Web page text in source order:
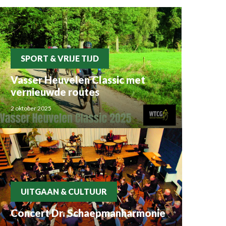
SPORT & VRIJE TIJD
Vasser Heuvelen Classic met
vernieuwde routes
2 oktober 2025
UITGAAN & CULTUUR
Concert Dr. Schaepmanharmonie